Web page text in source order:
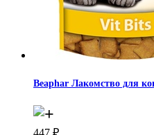
Beaphar Лакомство для
447 ₽